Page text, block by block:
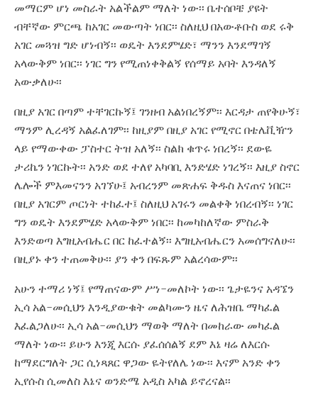
መማርም ሆነ መስራት አልችልም ማለት ነው፡፡ ቤተሰቦቼ ያዩት
ብቸኛው ምርጫ ከአገር መውጣት ነበር፡፡ ስለዚህ በአውቶቡስ ወደ ሩቅ
አገር መጓዝ ግድ ሆነብኝ፡፡ ወዴት እንደምሄድ፣ ማንን እንደማገኝ
አላውቅም ነበር፡፡ ነገር ግን የሚጠነቀቅልኝ የሰማይ አባት እንዳለኝ
አውቃለሁ፡፡
በዚያ አገር በጣም ተቸገርኩኝ፤ ገንዘብ አልነበረኝም፡፡ እርዳታ ጠየቅሁኝ፣
ማንም ሊረዳኝ አልፈለገም፡፡ ከዚያም በዚያ አገር የሚኖር በቴሌቪዥን
ላይ የማውቀው ፓስተር ትዝ አለኝ፡፡ ስልክ ቁጥሩ ነበረኝ፡፡ ደውዬ
ታሪኬን ነገርኩት፡፡ አንድ ወደ ተለየ አካባቢ እንድሄድ ነገረኝ፡፡ እዚያ ስኖር
ሌሎች ምእመናንን አገኘሁ፤ አብረንም መጽሐፍ ቅዱስ እናጠና ነበር፡፡
በዚያ አገርም ጦርነት ተከፈተ፤ ስለዚህ አገሩን መልቀቅ ነበረብኝ፡፡ ነገር
ግን ወዴት እንደምሄድ አላውቅም ነበር፡፡ ከመካከለኛው ምስራቅ
እንድወጣ እግዚአብሔር በር ከፈተልኝ፡፡ እግዚአብሔርን አመሰግናለሁ፡፡
በዚያኑ ቀን ተጠመቅሁ፡፡ ያን ቀን በፍጹም አልረሳውም፡፡
አሁን ተማሪ ነኝ፤ የማጠናውም ሥነ-መለኮት ነው፡፡ ጌታዬንና አዳኜን
ኢሳ አል-መሲህን እንዲያውቁት መልካሙን ዜና ለሕዝቤ ማካፈል
እፈልጋለሁ፡፡ ኢሳ አል-መሲህን ማወቅ ማለት በመከራው መካፈል
ማለት ነው፡፡ ይሁን እንጂ እርሱ ያፈሰሰልኝ ደም እኔ ዛሬ ለእርሱ
ከማደርግለት ጋር ሲነጻጸር ዋጋው ዬትየለሌ ነው፡፡ እናም አንድ ቀን
ኢየሱስ ሲመለስ እኔና ወንድሜ አዲስ አካል ይኖረናል፡፡